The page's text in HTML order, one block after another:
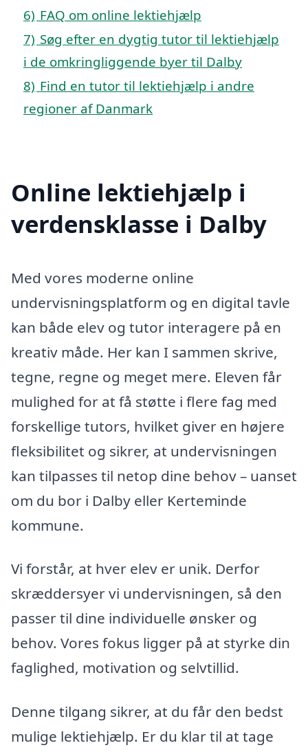
6) FAQ om online lektiehjælp
7) Søg efter en dygtig tutor til lektiehjælp
i de omkringliggende byer til Dalby
8) Find en tutor til lektiehjælp i andre
regioner af Danmark
Online lektiehjælp i
verdensklasse i Dalby
Med vores moderne online
undervisningsplatform og en digital tavle
kan både elev og tutor interagere på en
kreativ måde. Her kan I sammen skrive,
tegne, regne og meget mere. Eleven får
mulighed for at få støtte i flere fag med
forskellige tutors, hvilket giver en højere
fleksibilitet og sikrer, at undervisningen
kan tilpasses til netop dine behov – uanset
om du bor i Dalby eller Kerteminde
kommune.
Vi forstår, at hver elev er unik. Derfor
skræddersyer vi undervisningen, så den
passer til dine individuelle ønsker og
behov. Vores fokus ligger på at styrke din
faglighed, motivation og selvtillid.
Denne tilgang sikrer, at du får den bedst
mulige lektiehjælp. Er du klar til at tage